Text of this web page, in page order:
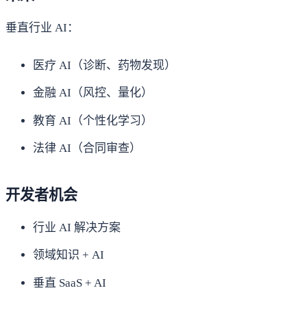
垂直行业 AI：
医疗 AI（诊断、药物发现）
金融 AI（风控、量化）
教育 AI（个性化学习）
法律 AI（合同审查）
开发者机会
行业 AI 解决方案
领域知识 + AI
垂直 SaaS + AI